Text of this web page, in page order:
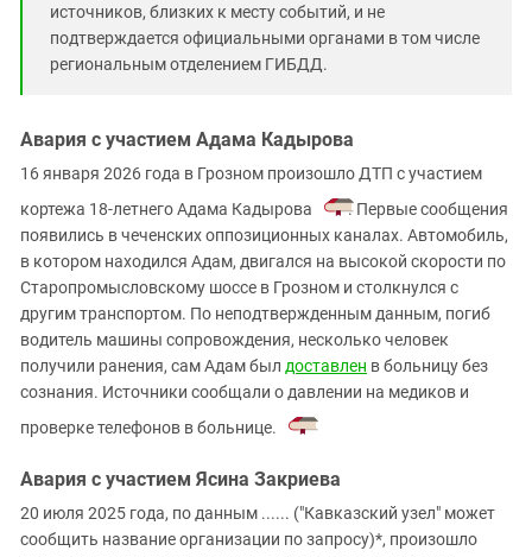
источников, близких к месту событий, и не
подтверждается официальными органами в том числе
региональным отделением ГИБДД.
Авария с участием Адама Кадырова
16 января 2026 года в Грозном произошло ДТП с участием
кортежа 18‑летнего Адама Кадырова
. Первые сообщения
появились в чеченских оппозиционных каналах. Автомобиль,
в котором находился Адам, двигался на высокой скорости по
Старопромысловскому шоссе в Грозном и столкнулся с
другим транспортом. По неподтвержденным данным, погиб
водитель машины сопровождения, несколько человек
получили ранения, сам Адам был доставлен в больницу без
сознания. Источники сообщали о давлении на медиков и
проверке телефонов в больнице.
Авария с участием Ясина Закриева
20 июля 2025 года, по данным ...... ("Кавказский узел" может
сообщить название организации по запросу)*, произошло